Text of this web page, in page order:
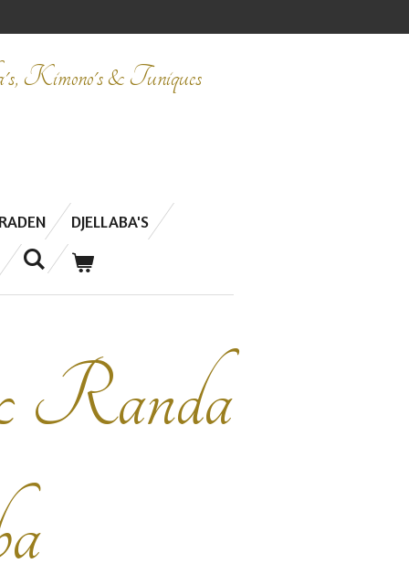
Kimono's & Tuniques
DJELLABA'S
Randa